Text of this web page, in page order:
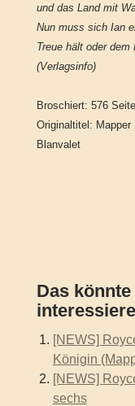
und das Land mit
Nun muss sich Ian
Treue hält oder
(Verlagsinfo)
Broschiert: 576
Originaltitel: Mapper
Blanvalet
Das
[NEWS]
Königin
[NEWS]
sechs